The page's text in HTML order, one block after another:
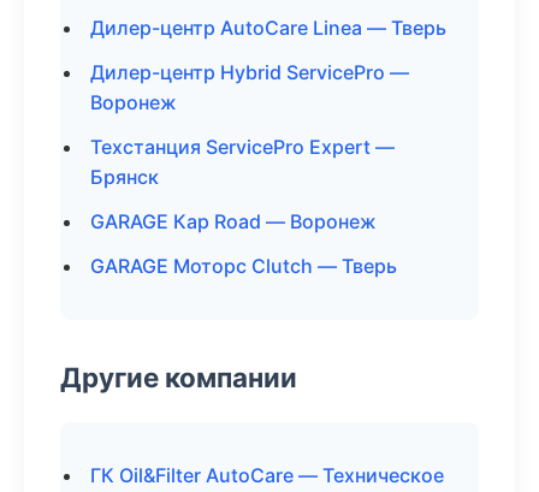
Дилер-центр AutoCare Linea — Тверь
Дилер-центр Hybrid ServicePro —
Воронеж
Техстанция ServicePro Expert —
Брянск
GARAGE Кар Road — Воронеж
GARAGE Моторс Clutch — Тверь
Другие компании
ГК Oil&Filter AutoCare — Техническое